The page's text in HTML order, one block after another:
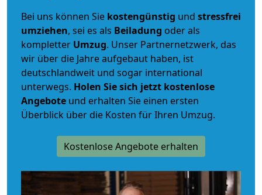
Bei uns können Sie kostengünstig und stressfrei
umziehen, sei es als Beiladung oder als
kompletter Umzug. Unser Partnernetzwerk, das
wir über die Jahre aufgebaut haben, ist
deutschlandweit und sogar international
unterwegs. Holen Sie sich jetzt kostenlose
Angebote und erhalten Sie einen ersten
Überblick über die Kosten für Ihren Umzug.
Kostenlose Angebote erhalten